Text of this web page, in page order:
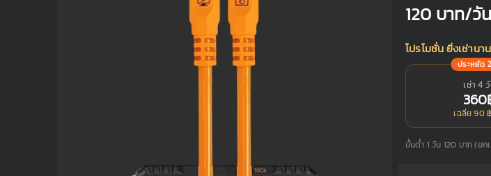
120 บาท/วัน
โปรโมชั่น ยิ่งเช่านา
ประหยัด
เช่า 4
เฉลี่ย 90
ขั้นต่ำ 1 วัน 120 บาท (ย